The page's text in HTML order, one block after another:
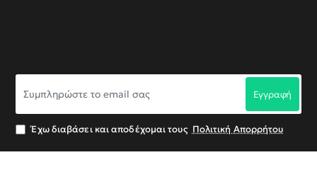
το
σας
Εγγραφή
Έχω διαβάσει και αποδέχομαι τους Πολιτική Απορρήτου